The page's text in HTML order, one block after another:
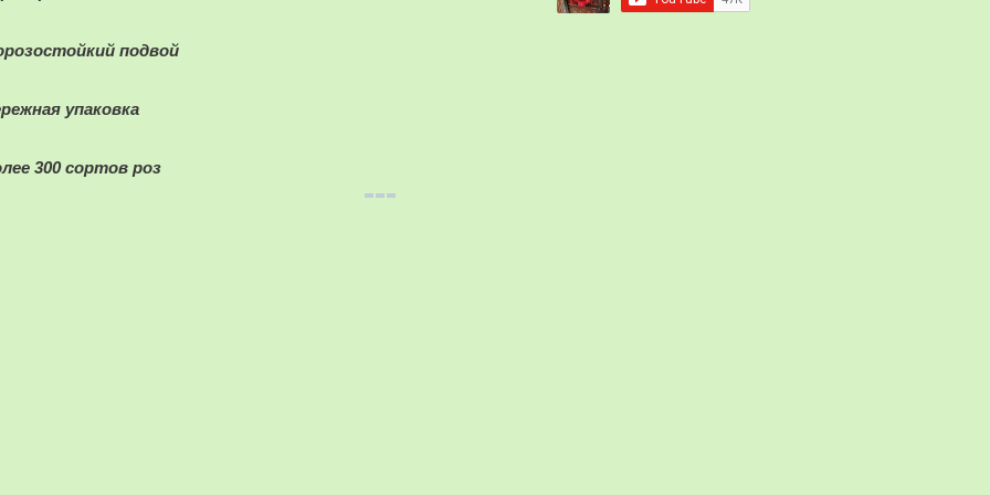
подвой
упаковка
300 сортов роз